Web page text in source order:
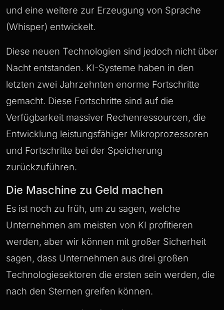
und eine weitere zur Erzeugung von Sprache
(Whisper) entwickelt.
Diese neuen Technologien sind jedoch nicht über
Nacht entstanden. KI-Systeme haben in den
letzten zwei Jahrzehnten enorme Fortschritte
gemacht. Diese Fortschritte sind auf die
Verfügbarkeit massiver Rechenressourcen, die
Entwicklung leistungsfähiger Mikroprozessoren
und Fortschritte bei der Speicherung
zurückzuführen.
Die Maschine zu Geld machen
Es ist noch zu früh, um zu sagen, welche
Unternehmen am meisten von KI profitieren
werden, aber wir können mit großer Sicherheit
sagen, dass Unternehmen aus drei großen
Technologiesektoren die ersten sein werden, die
nach den Sternen greifen können.